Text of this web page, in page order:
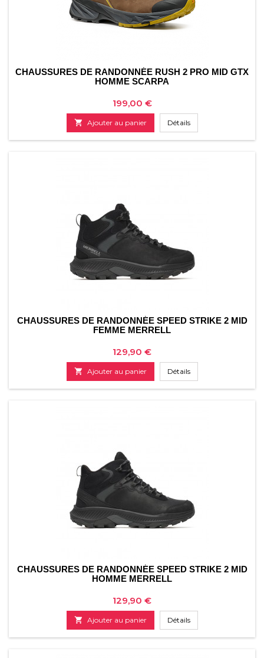
CHAUSSURES DE RANDONNÉE RUSH 2 PRO MID GTX
HOMME SCARPA
Prix
199,00 €
 Ajouter au panier Détails
CHAUSSURES DE RANDONNÉE SPEED ​​STRIKE 2 MID
FEMME MERRELL
Prix
129,90 €
 Ajouter au panier Détails
CHAUSSURES DE RANDONNÉE SPEED ​​STRIKE 2 MID
HOMME MERRELL
Prix
129,90 €
 Ajouter au panier Détails